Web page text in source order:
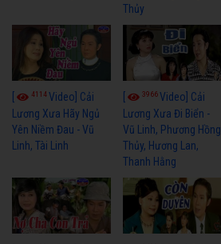
Thủy
4114Video] Cải
Lương Xưa Hãy Ngủ
Yên Niềm Đau - Vũ
Linh, Tài Linh
3966Video] Cải
Lương Xưa Đi Biển -
Vũ Linh, Phương Hồng
Thủy, Hương Lan,
Thanh Hằng